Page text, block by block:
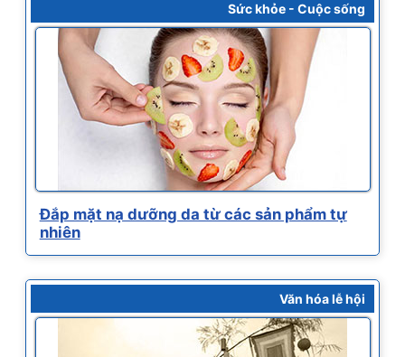
Sức khỏe - Cuộc sống
Đắp mặt nạ dưỡng da từ các sản phẩm tự
nhiên
Văn hóa lễ hội